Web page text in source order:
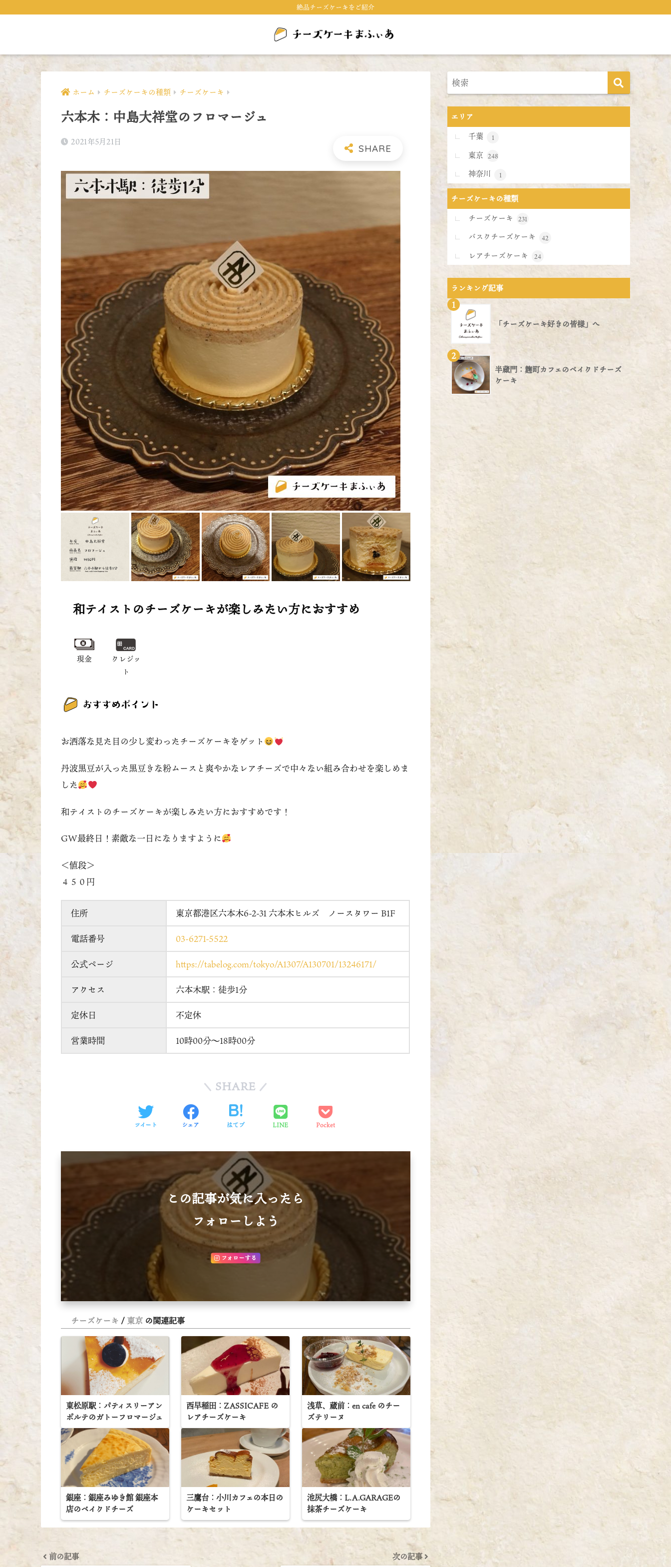
絶品チーズケーキをご紹介
ホーム チーズケーキの種類 チーズケーキ
六本木：中島大祥堂のフロマージュ
2021年5月21日
和テイストのチーズケーキが楽しみたい方におすすめ
現金
クレジッ
ト
お洒落な見た目の少し変わったチーズケーキをゲット
丹波黒豆が入った黒豆きな粉ムースと爽やかなレアチーズで中々ない組み合わせを楽しめま
した
和テイストのチーズケーキが楽しみたい方におすすめです！
GW最終日！素敵な一日になりますように
＜値段＞
４５０円
住所 東京都港区六本木6-2-31 六本木ヒルズ ノースタワー B1F
電話番号 03-6271-5522
公式ページ https://tabelog.com/tokyo/A1307/A130701/13246171/
アクセス 六本木駅：徒歩1分
定休日 不定休
営業時間 10時00分～18時00分
SHARE
ツイート シェア はてブ LINE Pocket
この記事が気に入ったら
フォローしよう
フォローする
チーズケーキ 東京 の関連記事
東松原駅：パティスリーアン
ポルテのガトーフロマージュ
西早稲田：ZASSICAFE の
レアチーズケーキ
浅草、蔵前：en cafe のチー
ズテリーヌ
銀座：銀座みゆき館 銀座本
店のベイクドチーズ
三鷹台：小川カフェの本日の
ケーキセット
池尻大橋：L.A.GARAGEの
抹茶チーズケーキ
前の記事 次の記事
エリア
千葉
1
東京 248
神奈川 1
チーズケーキの種類
チーズケーキ
231
バスクチーズケーキ 42
レアチーズケーキ 24
ランキング記事
1
「チーズケーキ好きの皆様」へ
2
半蔵門：麹町カフェのベイクドチーズ
ケーキ